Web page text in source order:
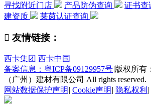
寻找附近门店 产品防伪查询 证书查
建资质
莱茵认证查询
 友情链接：
西卡集团 西卡中国
备案信息：粤ICP备09129957号|版权所有
（广州）建材有限公司 All rights reserved.
网站数据保护声明 | Cookie声明 | 隐私权利 |